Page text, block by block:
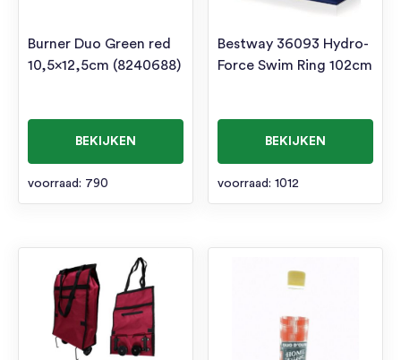
Burner Duo Green red
10,5×12,5cm (8240688)
BEKIJKEN
voorraad: 790
Bestway 36093 Hydro-
Force Swim Ring 102cm
BEKIJKEN
voorraad: 1012